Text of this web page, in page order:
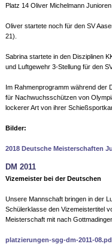
Platz 14 Oliver Michelmann
Oliver startete noch für den SV
21).
Sabrina startete in den Disziplinen
und Luftgewehr 3-Stellung für den
Im Rahmenprogramm während der
für Nachwuchsschützen von
lockerer Art von ihrer
Bilder:
2018 Deutsche Meisterschaften
DM 2011
Vizemeister bei der Deutschen
Unsere Mannschaft bringen in der
Schülerklasse den Vizemeistertitel
Meisterschaft mit nach
platzierungen-sgg-dm-2011-